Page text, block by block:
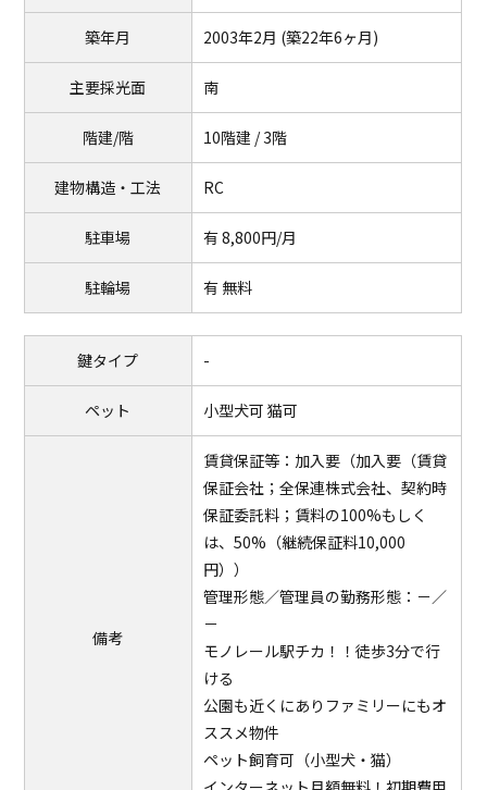
築年月 2003年2月 (築22年6ヶ月)
主要採光面 南
階建/階 10階建 / 3階
建物構造・工法 RC
駐車場 有 8,800円/月
駐輪場 有 無料
鍵タイプ -
ペット 小型犬可 猫可
備考
賃貸保証等：加入要（加入要（賃貸
保証会社；全保連株式会社、契約時
保証委託料；賃料の100%もしく
は、50%（継続保証料10,000
円））
管理形態／管理員の勤務形態：－／
－
モノレール駅チカ！！徒歩3分で行
ける
公園も近くにありファミリーにもオ
ススメ物件
ペット飼育可（小型犬・猫）